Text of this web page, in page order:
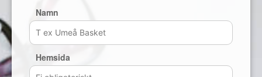
Namn
Hemsida